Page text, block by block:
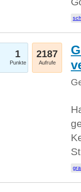
1
Punkte
2187
Aufrufe